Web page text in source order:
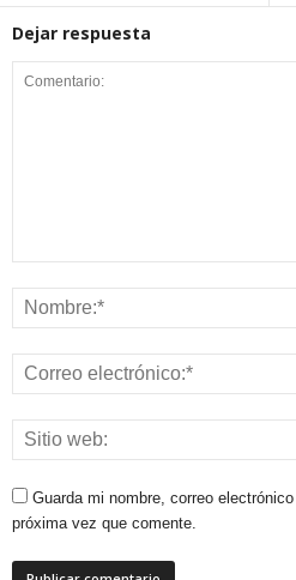
Dejar respuesta
Guarda mi nombre, correo
próxima vez que comente.